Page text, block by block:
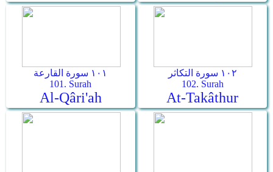
١٠١ سورة القارعة
101. Surah
Al-Qâri'ah
١٠٢ سورة التكاثر
102. Surah
At-Takâthur